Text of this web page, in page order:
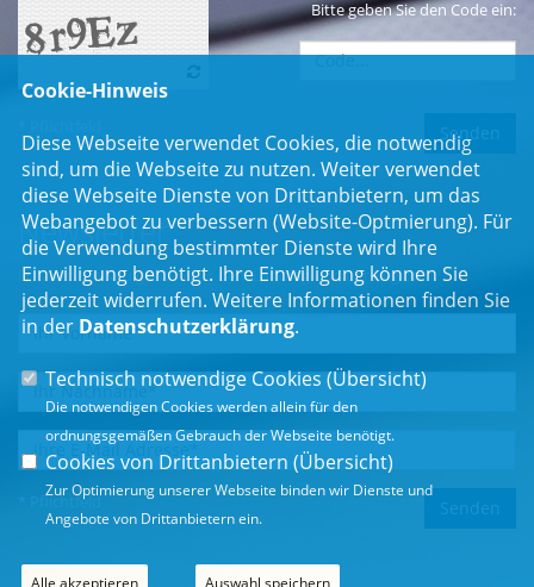
Bitte geben Sie den Code ein:
Newsletter
Erhalten Sie Neuigkeiten aus dem Landtag und der Region.
* Pflichtfeld
Cookie-Hinweis
Diese Webseite verwendet Cookies, die notwendig
sind, um die Webseite zu nutzen. Weiter verwendet
diese Webseite Dienste von Drittanbietern, um das
Webangebot zu verbessern (Website-Optmierung). Für
die Verwendung bestimmter Dienste wird Ihre
Einwilligung benötigt. Ihre Einwilligung können Sie
jederzeit widerrufen. Weitere Informationen finden Sie
in der Datenschutzerklärung.
Technisch notwendige Cookies (Übersicht)
Die notwendigen Cookies werden allein für den
ordnungsgemäßen Gebrauch der Webseite benötigt.
Cookies von Drittanbietern (Übersicht)
Zur Optimierung unserer Webseite binden wir Dienste und
Angebote von Drittanbietern ein.
Alle akzeptieren Auswahl speichern